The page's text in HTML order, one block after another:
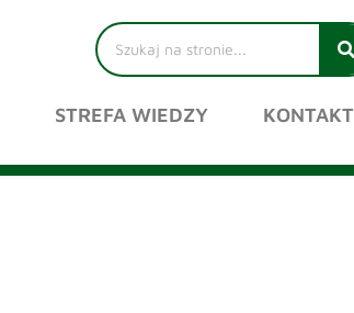
STREFA WIEDZY KONTAKT